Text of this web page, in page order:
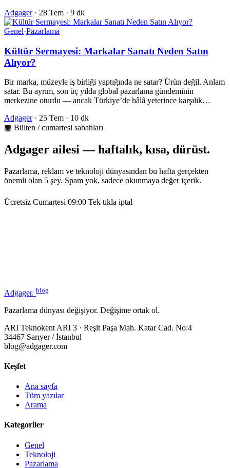
Adgager · 28 Tem · 9 dk
Genel·Pazarlama
Kültür Sermayesi: Markalar Sanatı Neden Satın
Alıyor?
Bir marka, müzeyle iş birliği yaptığında ne satar? Ürün değil. Anlam
satar. Bu ayrım, son üç yılda global pazarlama gündeminin
merkezine oturdu — ancak Türkiye’de hâlâ yeterince karşılık…
Adgager · 25 Tem · 10 dk
▦ Bülten / cumartesi sabahları
Adgager ailesi — haftalık, kısa, dürüst.
Pazarlama, reklam ve teknoloji dünyasından bu hafta gerçekten
önemli olan 5 şey. Spam yok, sadece okunmaya değer içerik.
Ücretsiz Cumartesi 09:00 Tek tıkla iptal
Adgager. blog
Pazarlama dünyası değişiyor. Değişime ortak ol.
ARI Teknokent ARI 3 · Reşit Paşa Mah. Katar Cad. No:4
34467 Sarıyer / İstanbul
blog@adgager.com
Keşfet
Ana sayfa
Tüm yazılar
Arama
Kategoriler
Genel
Teknoloji
Pazarlama